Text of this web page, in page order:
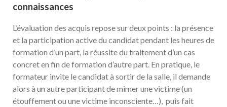
connaissances
L’évaluation des acquis repose sur deux points : la présence
et la participation active du candidat pendant les heures de
formation d’un part, la réussite du traitement d’un cas
concret en fin de formation d’autre part. En pratique, le
formateur invite le candidat à sortir de la salle, il demande
alors à un autre participant de mimer une victime (un
étouffement ou une victime inconsciente…), puis fait